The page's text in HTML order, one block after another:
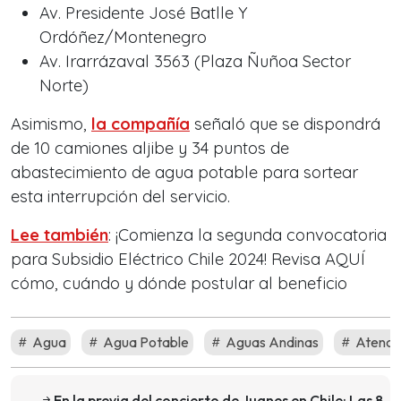
Av. Presidente José Batlle Y
Ordóñez/Montenegro
Av. Irarrázaval 3563 (Plaza Ñuñoa Sector
Norte)
Asimismo, la compañía señaló que se dispondrá
de 10 camiones aljibe y 34 puntos de
abastecimiento de agua potable para sortear
esta interrupción del servicio.
Lee también: ¡Comienza la segunda convocatoria
para Subsidio Eléctrico Chile 2024! Revisa AQUÍ
cómo, cuándo y dónde postular al beneficio
Agua Agua Potable Aguas Andinas